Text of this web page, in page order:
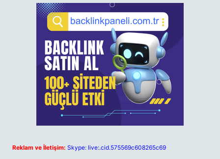
Reklam ve İletişim: Skype: live:.cid.575569c608265c69